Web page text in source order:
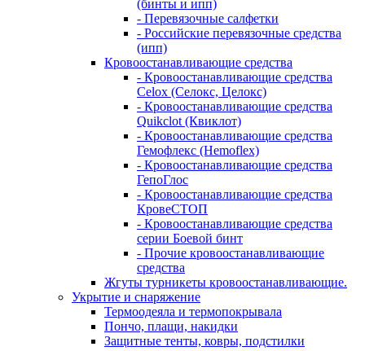
(бинты и ипп)
- Перевязочные салфетки
- Российские перевязочные средства
(ипп)
Кровоостанавливающие средства
- Кровоостанавливающие средства
Celox (Селокс, Целокс)
- Кровоостанавливающие средства
Quikclot (Квиклот)
- Кровоостанавливающие средства
Гемофлекс (Hemoflex)
- Кровоостанавливающие средства
ГепоГлос
- Кровоостанавливающие средства
КровеСТОП
- Кровоостанавливающие средства
серии Боевой бинт
- Прочие кровоостанавливающие
средства
Жгуты турникеты кровоостанавливающие.
Укрытие и снаряжение
Термоодеяла и термопокрывала
Пончо, плащи, накидки
Защитные тенты, ковры, подстилки